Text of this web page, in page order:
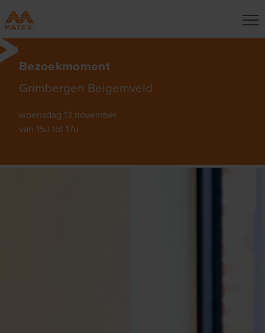
Bezoekmoment
Grimbergen Beigemveld
woensdag 13 november
van 15u tot 17u